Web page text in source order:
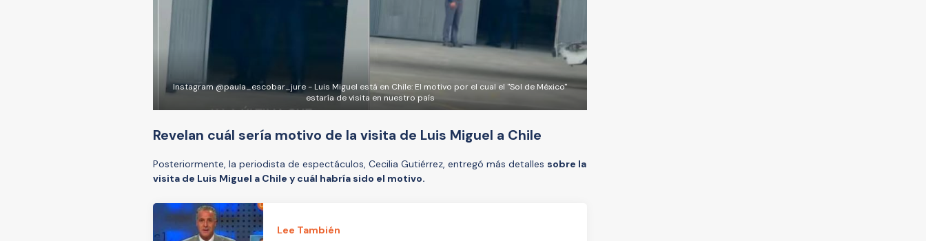
Instagram @paula_escobar_jure - Luis Miguel está en Chile: El motivo por el cual el "Sol de México"
estaría de visita en nuestro país
Revelan cuál sería motivo de la visita de Luis Miguel a Chile
Posteriormente, la periodista de espectáculos, Cecilia Gutiérrez, entregó más detalles sobre la
visita de Luis Miguel a Chile y cuál habría sido el motivo.
Lee También